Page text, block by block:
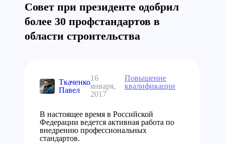
Совет при президенте одобрил
более 30 профстандартов в
области строительства
Ткаченко
Павел
16
января,
2017
Повышение
квалификации
В настоящее время в Российской
Федерации ведется активная работа по
внедрению профессиональных
стандартов.